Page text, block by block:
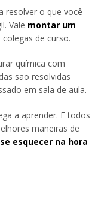
resolver o que você
Vale montar um
de curso.
química com
são resolvidas
em sala de aula.
a aprender. E todos
maneiras de
esquecer na hora